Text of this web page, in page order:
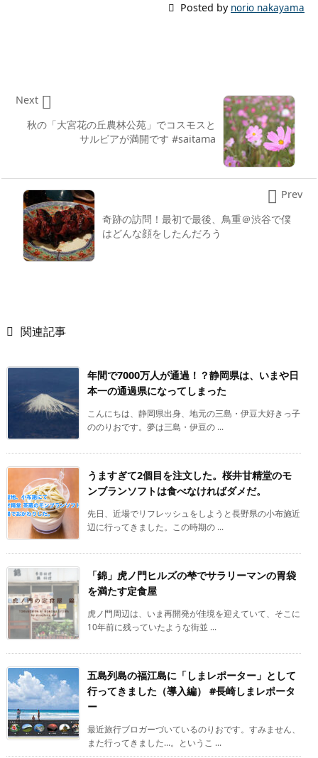
 Posted by norio nakayama
秋の「大宮花の丘農林公苑」でコスモスと
サルビアが満開です #saitama

Next
奇跡の訪問！最初で最後、鳥重＠渋谷で僕
はどんな顔をしたんだろう
 Prev
 関連記事
年間で7000万人が通過！？静岡県は、いまや日
本一の通過県になってしまった
こんにちは、静岡県出身、地元の三島・伊豆大好きっ子
ののりおです。夢は三島・伊豆の ...
うますぎて2個目を注文した。桜井甘精堂のモ
ンブランソフトは食べなければダメだ。
先日、近場でリフレッシュをしようと長野県の小布施近
辺に行ってきました。この時期の ...
「錦」虎ノ門ヒルズの梺でサラリーマンの胃袋
を満たす定食屋
虎ノ門周辺は、いま再開発が佳境を迎えていて、そこに
10年前に残っていたような街並 ...
五島列島の福江島に「しまレポーター」として
行ってきました（導入編） #長崎しまレポータ
ー
最近旅行ブロガーづいているのりおです。すみません、
また行ってきました…。というこ ...